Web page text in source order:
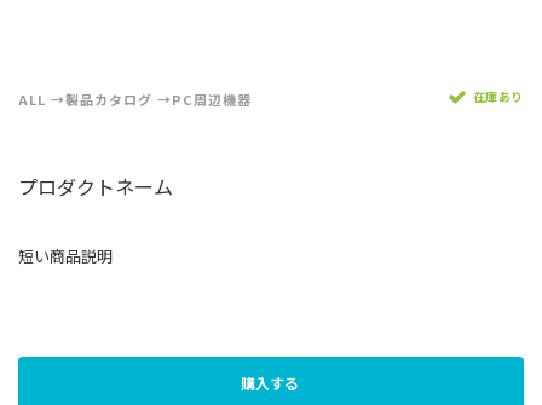
ALL 製品カタログ PC周辺機器 在庫あり
プロダクトネーム
短い商品説明
購入する